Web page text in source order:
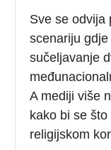
Sve se odvija
scenariju
sučeljavanje
A mediji više
kako bi se
religijskom